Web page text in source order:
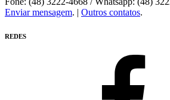
Fone: (48) 3222-4668 / Whatsapp: (48)
Enviar mensagem. | Outros contatos.
REDES